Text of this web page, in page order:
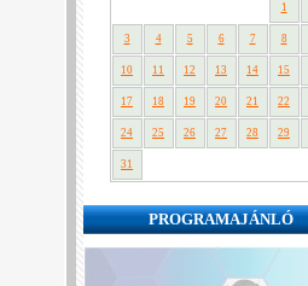
1
3 4 5 6 7 8
10 11 12 13 14 15
17 18 19 20 21 22
24 25 26 27 28 29
31
PROGRAMAJÁNLÓ